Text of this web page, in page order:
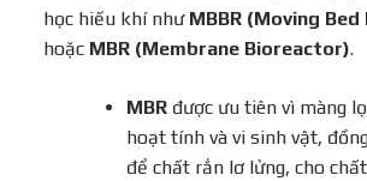
học hiếu khí như MBBR (Moving
hoặc MBR (Membrane Bioreactor).
MBRđược ưu tiên vì màng
hoạt tính và vi sinh vật,
để chất rắn lơ lửng, cho